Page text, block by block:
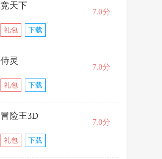
竞天下
礼包 下载
7.0分
侍灵
礼包 下载
7.0分
冒险王3D
礼包 下载
7.0分